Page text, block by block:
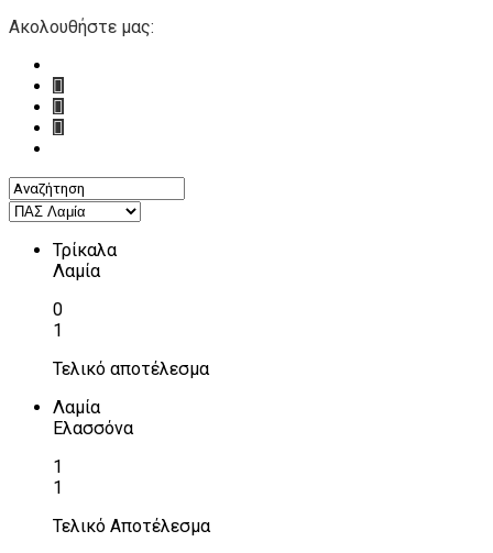
Ακολουθήστε μας:
Τρίκαλα
Λαμία
0
1
Τελικό αποτέλεσμα
Λαμία
Ελασσόνα
1
1
Τελικό Αποτέλεσμα